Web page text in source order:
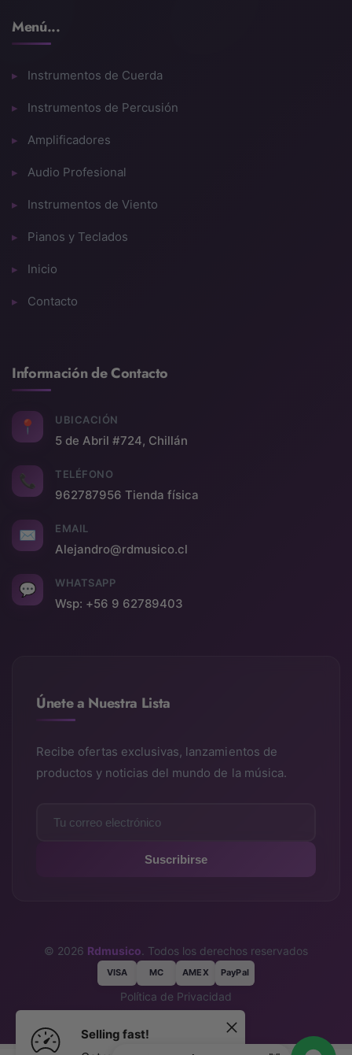
Selling fast!
Menú...
Instrumentos de Cuerda
Instrumentos de Percusión
Amplificadores
Audio Profesional
Instrumentos de Viento
Pianos y Teclados
Inicio
Contacto
Información de Contacto
📍 UBICACIÓN
5 de Abril #724, Chillán
📞 TELÉFONO
962787956 Tienda física
✉ EMAIL
Alejandro@rdmusico.cl
💬 WHATSAPP
Wsp: +56 9 62789403
Únete a Nuestra Lista
Recibe ofertas exclusivas, lanzamientos de
productos y noticias del mundo de la música.
Suscribirse
© 2026 Rdmusico . Todos los derechos reservados
VISA MC AMEX PayPal
Política de Privacidad